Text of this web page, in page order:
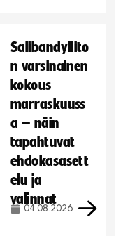
Salibandyliito
n varsinainen
kokous
marraskuuss
a – näin
tapahtuvat
ehdokasasett
elu ja
valinnat
04.08.2026